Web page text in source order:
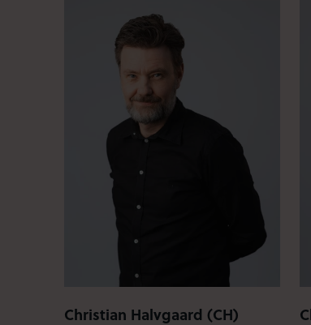
Christian Halvgaard (CH)